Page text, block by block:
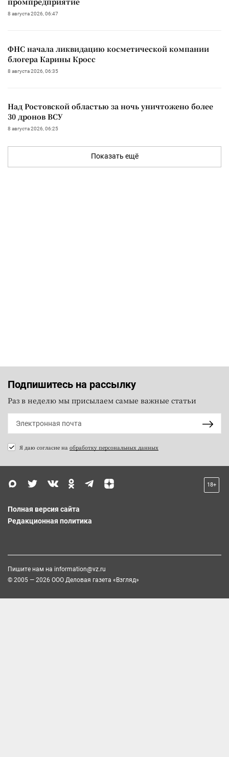
8 августа 2026, 06:47
ФНС начала ликвидацию косметической компании
блогера Карины Кросс
8 августа 2026, 06:35
Над Ростовской областью за ночь уничтожено более
30 дронов ВСУ
8 августа 2026, 06:25
Показать ещё
Подпишитесь на рассылку
Раз в неделю мы присылаем самые важные статьи
Я даю согласие на обработку персональных данных
18+
Полная версия сайта
Редакционная политика
Пишите нам на information@vz.ru
© 2005 — 2026 ООО Деловая газета «Взгляд»